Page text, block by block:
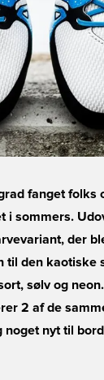
fanget
i sommers.
der
til den kaotiske
sølv og
2 af de
noget nyt til